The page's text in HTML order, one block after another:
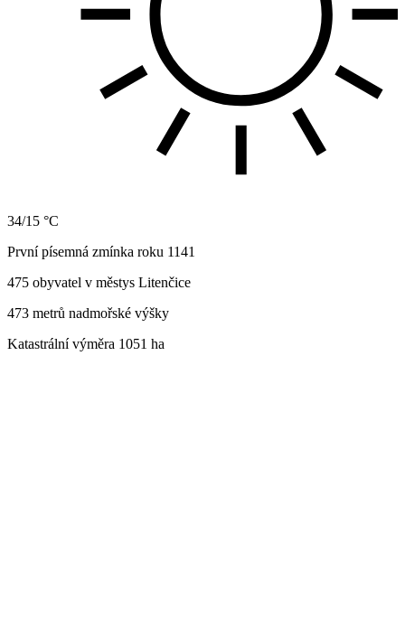
34/15 °C
První písemná zmínka roku 1141
475 obyvatel v městys Litenčice
473 metrů nadmořské výšky
Katastrální výměra 1051 ha